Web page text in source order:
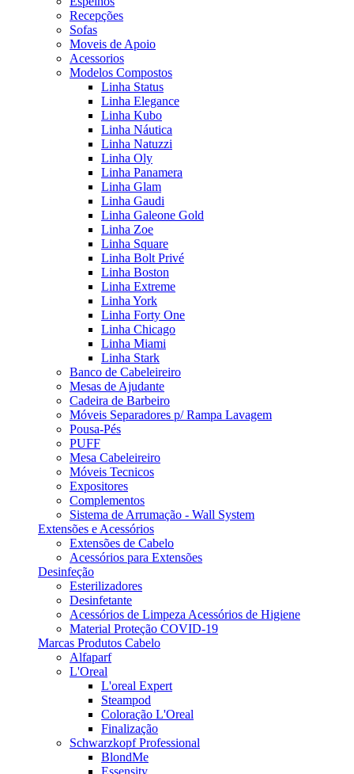
Recepções
Sofas
Moveis de Apoio
Acessorios
Modelos Compostos
Linha Status
Linha Elegance
Linha Kubo
Linha Náutica
Linha Natuzzi
Linha Oly
Linha Panamera
Linha Glam
Linha Gaudi
Linha Galeone Gold
Linha Zoe
Linha Square
Linha Bolt Privé
Linha Boston
Linha Extreme
Linha York
Linha Forty One
Linha Chicago
Linha Miami
Linha Stark
Banco de Cabeleireiro
Mesas de Ajudante
Cadeira de Barbeiro
Móveis Separadores p/ Rampa Lavagem
Pousa-Pés
PUFF
Mesa Cabeleireiro
Móveis Tecnicos
Expositores
Complementos
Sistema de Arrumação - Wall System
Extensões e Acessórios
Extensões de Cabelo
Acessórios para Extensões
Desinfeção
Esterilizadores
Desinfetante
Acessórios de Limpeza Acessórios de Higiene
Material Proteção COVID-19
Marcas Produtos Cabelo
Alfaparf
L'Oreal
L'oreal Expert
Steampod
Coloração L'Oreal
Finalização
Schwarzkopf Professional
BlondMe
Essensity